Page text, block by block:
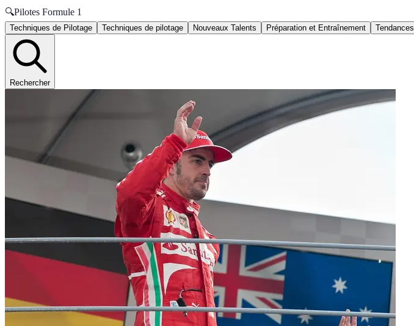
🔍Pilotes Formule 1
Techniques de Pilotage Techniques de pilotage Nouveaux Talents Préparation et Entraînement Tendances
Rechercher